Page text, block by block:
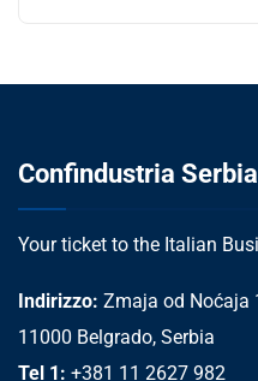
Confindustria Serbia
Your ticket to the Italian
Indirizzo: Zmaja od Noćaja
11000 Belgrado, Serbia
Tel 1: +381 11 2627 982